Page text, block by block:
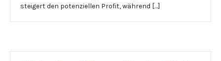
steigert den potenziellen Profit, während […]